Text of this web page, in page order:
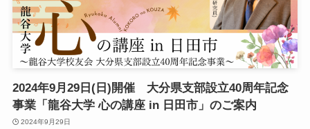
2024年9月29日(日)開催 大分県支部設立40周年記念
事業「龍谷大学 心の講座 in 日田市」のご案内
2024年9月29日